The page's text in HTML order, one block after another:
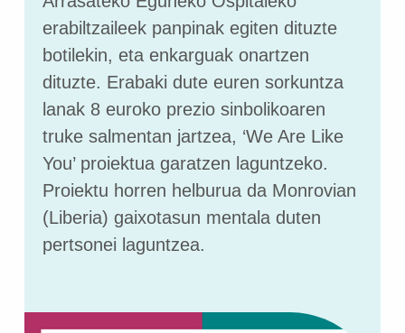
erabiltzaileek panpinak egiten dituzte
botilekin, eta enkarguak onartzen
dituzte. Erabaki dute euren sorkuntza
lanak 8 euroko prezio sinbolikoaren
truke salmentan jartzea, ‘We Are Like
You’ proiektua garatzen laguntzeko.
Proiektu horren helburua da Monrovian
(Liberia) gaixotasun mentala duten
pertsonei laguntzea.